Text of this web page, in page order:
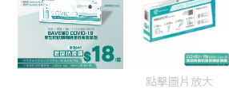
點擊圖片放大